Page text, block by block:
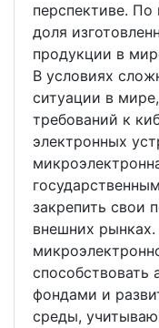
перспективе. По
доля
продукции в
В условиях
ситуации в
требований к
электронных
закрепить свои
внешних
способствовать
фондами и
среды,